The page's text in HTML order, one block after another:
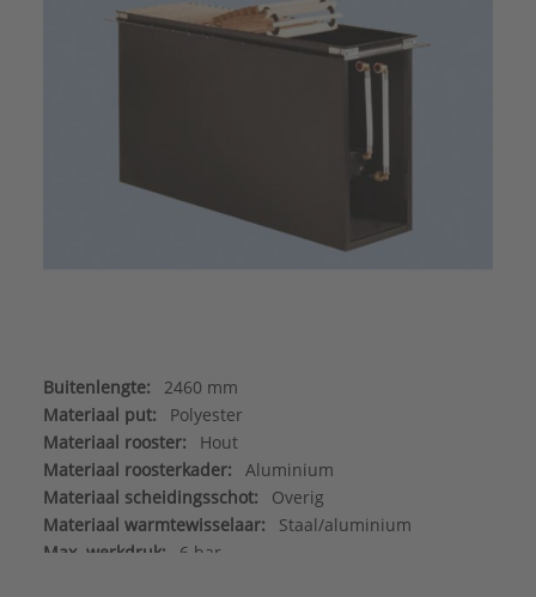
Buitenlengte:
2460 mm
Materiaal put:
Polyester
Materiaal rooster:
Hout
Materiaal roosterkader:
Aluminium
Materiaal scheidingsschot:
Overig
Materiaal warmtewisselaar:
Staal/aluminium
Max. werkdruk:
6 bar